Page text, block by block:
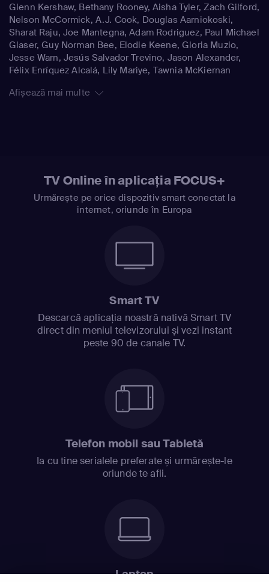
Glenn Kershaw, Bethany Rooney, Aisha Tyler, Zach Gilford,
Nelson McCormick, A.J. Cook, Douglas Aarniokoski,
Sharat Raju, Joe Mantegna, Adam Rodriguez, Paul Michael
Glaser, Guy Norman Bee, Elodie Keene, Gloria Muzio,
Jesse Warn, Jesús Salvador Trevino, Jason Alexander,
Félix Enríquez Alcalá, Lily Mariye, Tawnia McKiernan
Afișează mai multe
TV Online în aplicația FOCUS+
Urmărește pe orice dispozitiv smart conectat la
internet, oriunde în Europa
Smart TV
Descarcă aplicația noastră nativă Smart TV
direct din meniul televizorului și vezi instant
peste 90 de canale TV.
Telefon mobil sau Tabletă
Ia cu tine serialele preferate și urmărește-le
oriunde te afli.
Laptop